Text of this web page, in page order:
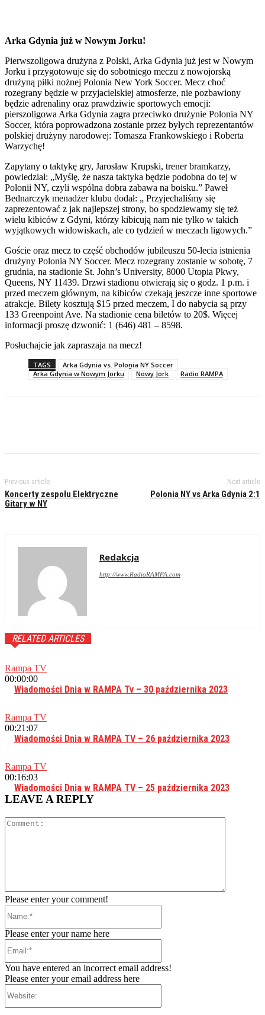
Arka Gdynia już w Nowym Jorku!
Pierwszoligowa drużyna z Polski, Arka Gdynia już jest w Nowym
Jorku i przygotowuje się do sobotniego meczu z nowojorską
drużyną piłki nożnej Polonia New York Soccer. Mecz choć
rozegrany będzie w przyjacielskiej atmosferze, nie pozbawiony
będzie adrenaliny oraz prawdziwie sportowych emocji:
pierszoligowa Arka Gdynia zagra przeciwko drużynie Polonia NY
Soccer, która poprowadzona zostanie przez byłych reprezentantów
polskiej drużyny narodowej: Tomasza Frankowskiego i Roberta
Warzychę!
Zapytany o taktykę gry, Jarosław Krupski, trener bramkarzy,
powiedział: „Myślę, że nasza taktyka będzie podobna do tej w
Polonii NY, czyli wspólna dobra zabawa na boisku.” Paweł
Bednarczyk menadżer klubu dodał: „ Przyjechaliśmy się
zaprezentować z jak najlepszej strony, bo spodziewamy się też
wielu kibiców z Gdyni, którzy kibicują nam nie tylko w takich
wyjątkowych widowiskach, ale co tydzień w meczach ligowych.”
Goście oraz mecz to część obchodów jubileuszu 50-lecia istnienia
drużyny Polonia NY Soccer. Mecz rozegrany zostanie w sobotę, 7
grudnia, na stadionie St. John’s University, 8000 Utopia Pkwy,
Queens, NY 11439. Drzwi stadionu otwierają się o godz. 1 p.m. i
przed meczem głównym, na kibiców czekają jeszcze inne sportowe
atrakcje. Bilety kosztują $15 przed meczem, I do nabycia są przy
133 Greenpoint Ave. Na stadionie cena biletów to 20$. Więcej
informacji proszę dzwonić: 1 (646) 481 – 8598.
Posłuchajcie jak zapraszaja na mecz!
TAGS
Arka Gdynia vs. Polonia NY Soccer
Arka Gdynia w Nowym Jorku
Nowy Jork Radio RAMPA
Previous article
Koncerty zespołu Elektryczne
Gitary w NY
Next article
Polonia NY vs Arka Gdynia 2:1
Redakcja
http://www.RadioRAMPA.com
RELATED ARTICLES
Rampa TV
00:00:00
Wiadomości Dnia w RAMPA Tv – 30 października 2023
Rampa TV
00:21:07
Wiadomości Dnia w RAMPA TV – 26 października 2023
Rampa TV
00:16:03
Wiadomości Dnia w RAMPA TV – 25 października 2023
LEAVE A REPLY
Please enter your comment!
Please enter your name here
You have entered an incorrect email address!
Please enter your email address here